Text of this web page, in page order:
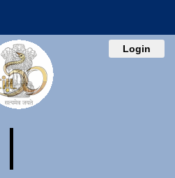
Login